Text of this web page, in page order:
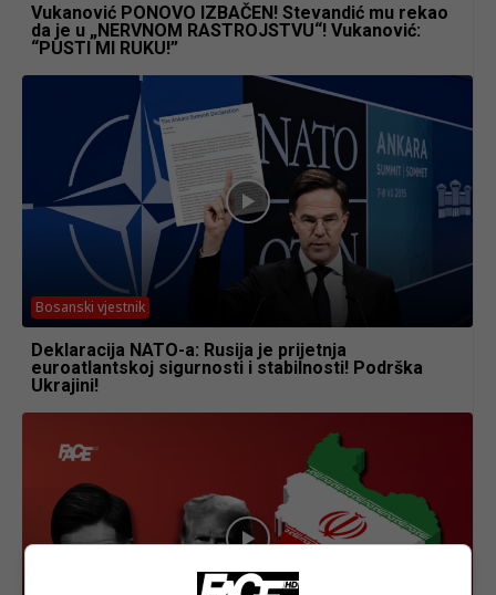
Vukanović PONOVO IZBAČEN! Stevandić mu rekao
da je u „NERVNOM RASTROJSTVU“! Vukanović:
“PUSTI MI RUKU!”
Bosanski vjestnik
Deklaracija NATO-a: Rusija je prijetnja
euroatlantskoj sigurnosti i stabilnosti! Podrška
Ukrajini!